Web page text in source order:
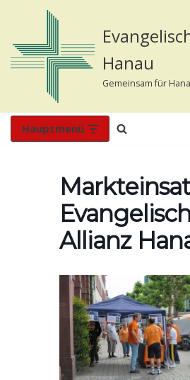
Inhalt
springen
Hanau
Gemeinsam für
Hauptmenü
Allianz